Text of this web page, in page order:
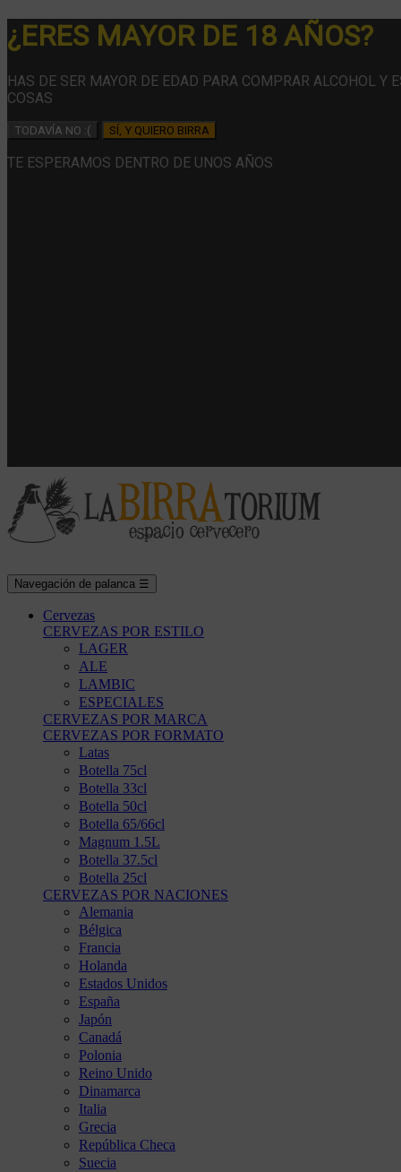
¿ERES MAYOR DE 18 AÑOS?
HAS DE SER MAYOR DE EDAD PARA COMPRAR ALCOHOL Y
COSAS
TODAVÍA NO :( SÍ, Y QUIERO BIRRA
TE ESPERAMOS DENTRO DE UNOS AÑOS
Navegación de palanca ☰
Cervezas
CERVEZAS POR ESTILO
LAGER
ALE
LAMBIC
ESPECIALES
CERVEZAS POR MARCA
CERVEZAS POR FORMATO
Latas
Botella 75cl
Botella 33cl
Botella 50cl
Botella 65/66cl
Magnum 1.5L
Botella 37.5cl
Botella 25cl
CERVEZAS POR NACIONES
Alemania
Bélgica
Francia
Holanda
Estados Unidos
España
Japón
Canadá
Polonia
Reino Unido
Dinamarca
Italia
Grecia
República Checa
Suecia